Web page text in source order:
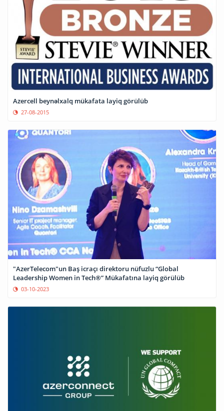
Azercell beynəlxalq mükafata layiq görülüb
27-08-2015
"AzerTelecom"un Baş icraçı direktoru nüfuzlu “Global
Leadership Women in Tech®” Mükafatına layiq görülüb
03-10-2023